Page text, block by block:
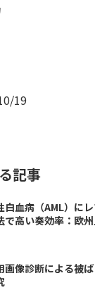
19
記事
白血病（AML）に
で高い奏効率：欧
画像診断による被